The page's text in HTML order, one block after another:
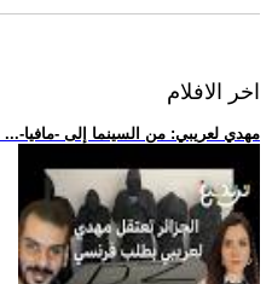
اخر الافلام
.. مهدي لعريبي: من السينما إلى -مافيا-